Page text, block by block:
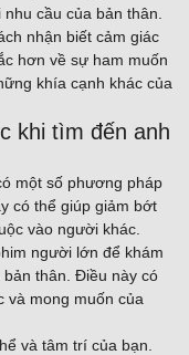
cầu của bản thân.
nhận biết cảm giác
hơn về sự ham muốn
khía cạnh khác của
khi tìm đến anh
một số phương pháp
có thể giúp giảm bớt
vào người khác.
người lớn để khám
thân. Điều này có
và mong muốn của
và tâm trí của bạn.